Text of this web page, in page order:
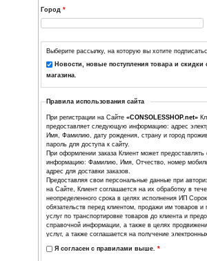
Дата рождения*
День* Месяц* Год*
Страна*
Город*